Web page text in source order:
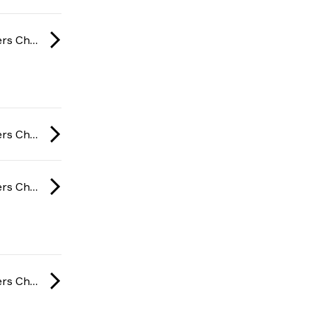
BC Game Masters Championship: Season 2 2026
BC Game Masters Championship: Season 2 2026
BC Game Masters Championship: Season 2 2026
BC Game Masters Championship: Season 2 2026